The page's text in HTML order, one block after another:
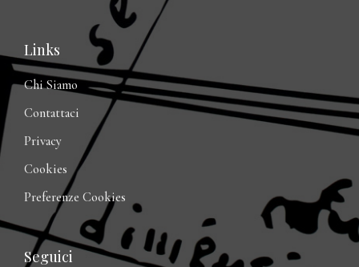
Links
Chi Siamo
Contattaci
Privacy
Cookies
Preferenze Cookies
Seguici